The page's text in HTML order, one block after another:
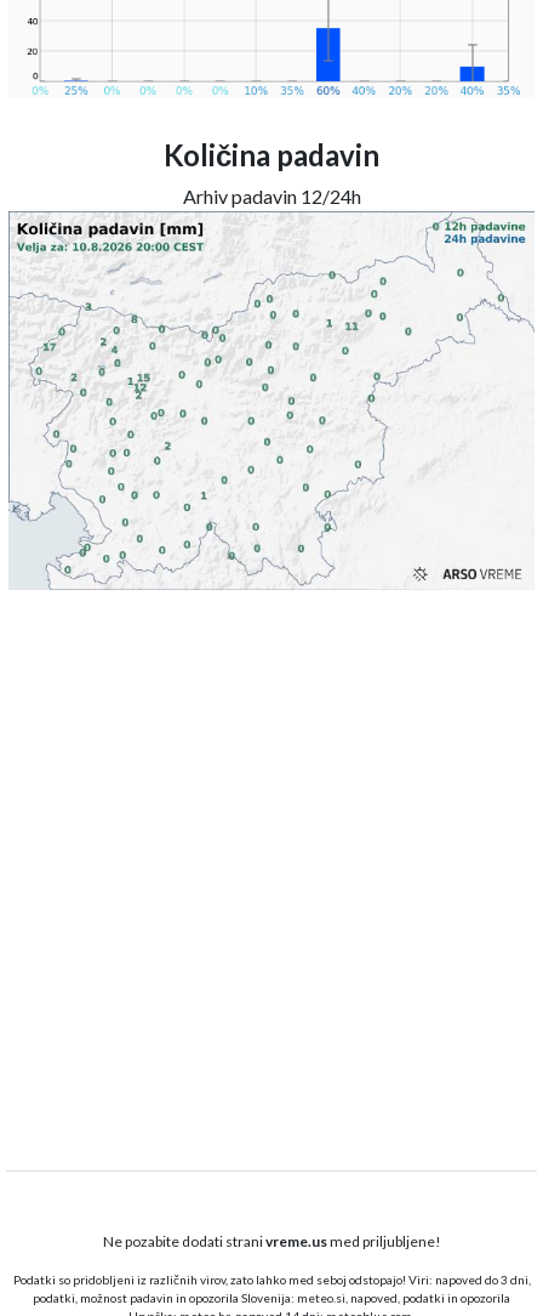
Količina padavin
Arhiv padavin 12/24h
Ne pozabite dodati stranivreme.usmed priljubljene!
Podatki so pridobljeni iz različnih virov, zato lahko med seboj odstopajo! Viri: napoved do 3 dni,
podatki, možnost padavin in opozorila Slovenija: meteo.si, napoved, podatki in opozorila